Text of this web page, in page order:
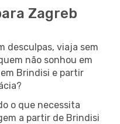
Zagreb
desculpas, viaja sem
não sonhou em
Brindisi e partir
o que necessita
a partir de Brindisi